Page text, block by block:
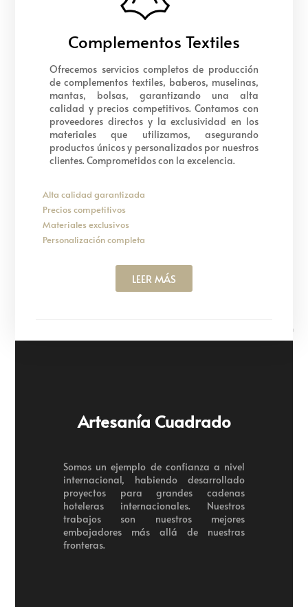
Complementos Textiles
Ofrecemos servicios completos de producción
de complementos textiles, baberos, muselinas,
mantas, bolsas, garantizando una alta
calidad y precios competitivos. Contamos con
proveedores directos y la exclusividad en los
materiales que utilizamos, asegurando
productos únicos y personalizados por nuestros
clientes. Comprometidos con la excelencia.
Alta calidad garantizada
Precios competitivos
Materiales exclusivos
Personalización completa
LEER MÁS
Artesanía Cuadrado
Somos un ejemplo de confianza a nivel
internacional, habiendo desarrollado
proyectos para grandes cadenas
hoteleras internacionales. Nuestros
trabajos son nuestros mejores
embajadores más allá de nuestras
fronteras.